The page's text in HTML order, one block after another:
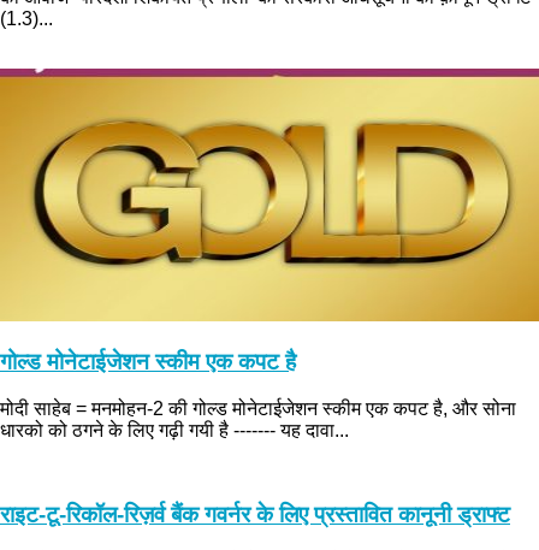
(1.3)...
गोल्ड मोनेटाईजेशन स्कीम एक कपट है
मोदी साहेब = मनमोहन-2 की गोल्ड मोनेटाईजेशन स्कीम एक कपट है, और सोना
धारको को ठगने के लिए गढ़ी गयी है ------- यह दावा...
राइट-टू-रिकॉल-रिज़र्व बैंक गवर्नर के लिए प्रस्तावित कानूनी ड्राफ्ट